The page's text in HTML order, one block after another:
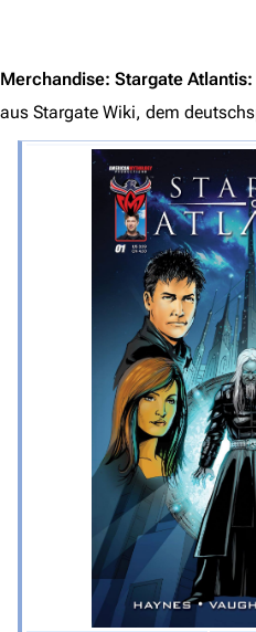
3640
Navigation
Hauptseite
Von A bis Z
Zufälliger
Spezialseiten
Datei
Filme und
Überblick
Stargate SG-1
Stargate Atlantis
Stargate Universe
Merchandise: Stargate Atlantis:
aus Stargate Wiki, dem